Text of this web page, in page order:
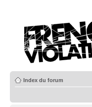
Index du forum